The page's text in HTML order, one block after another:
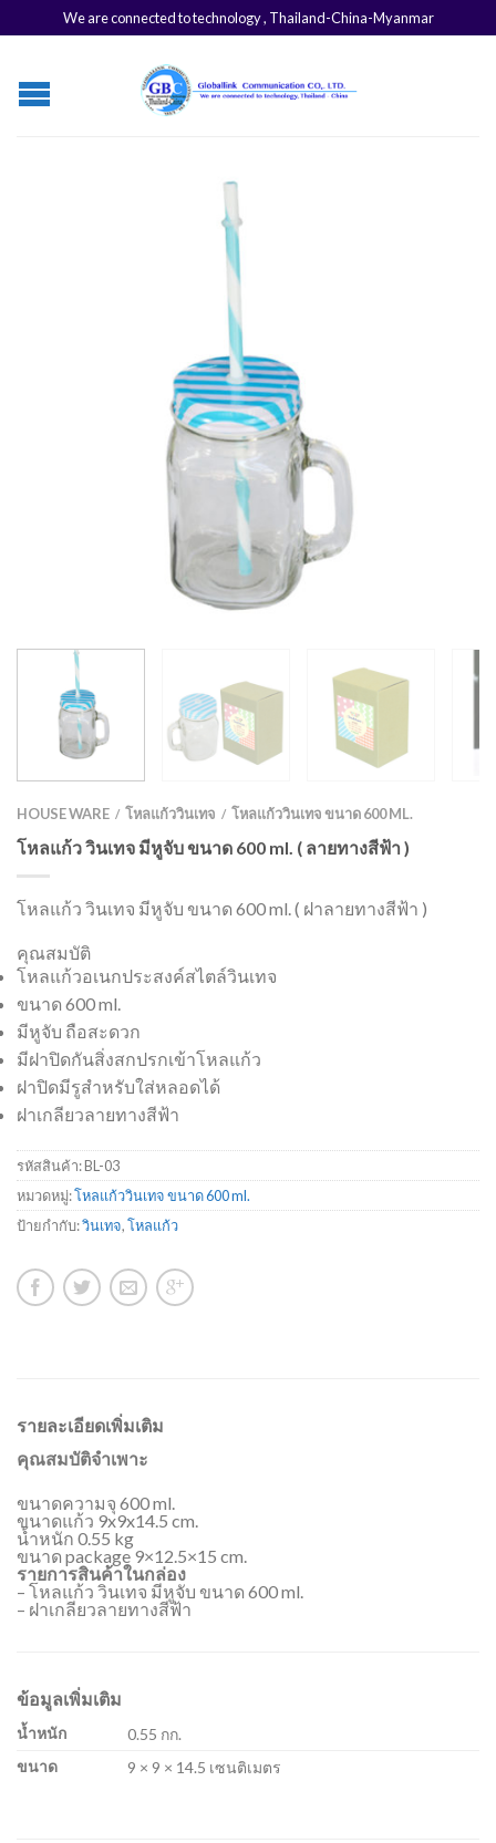
We are connected to technology , Thailand-China-Myanmar
HOUSE WARE / โหลแก้ววินเทจ / โหลแก้ววินเทจ ขนาด 600 ML.
โหลแก้ว วินเทจ มีหูจับ ขนาด 600 ml. ( ลายทางสีฟ้า )
โหลแก้ว วินเทจ มีหูจับ ขนาด 600 ml. ( ฝาลายทางสีฟ้า )
คุณสมบัติ
โหลแก้วอเนกประสงค์สไตล์วินเทจ
ขนาด 600 ml.
มีหูจับ ถือสะดวก
มีฝาปิดกันสิ่งสกปรกเข้าโหลแก้ว
ฝาปิดมีรูสำหรับใส่หลอดได้
ฝาเกลียวลายทางสีฟ้า
รหัสสินค้า:BL-03
หมวดหมู่:โหลแก้ววินเทจ ขนาด 600 ml.
ป้ายกำกับ:วินเทจ,โหลแก้ว
รายละเอียดเพิ่มเติม
คุณสมบัติจำเพาะ
ขนาดความจุ 600 ml.
ขนาดแก้ว 9x9x14.5 cm.
น้ำหนัก 0.55 kg
ขนาด package 9×12.5×15 cm.
รายการสินค้าในกล่อง
– โหลแก้ว วินเทจ มีหูจับ ขนาด 600 ml.
– ฝาเกลียวลายทางสีฟ้า
ข้อมูลเพิ่มเติม
น้ำหนัก
0.55 กก.
ขนาด
9 × 9 × 14.5 เซนติเมตร